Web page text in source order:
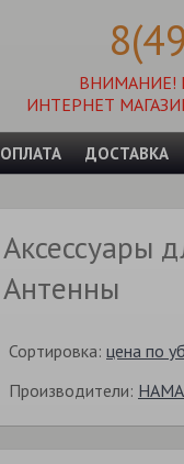
ВНИМАНИЕ!
ИНТЕРНЕТ
ОПЛАТА ДОСТАВКА
Аксессуары
Антенны
Сортировка: цена по
Производители: HAMA